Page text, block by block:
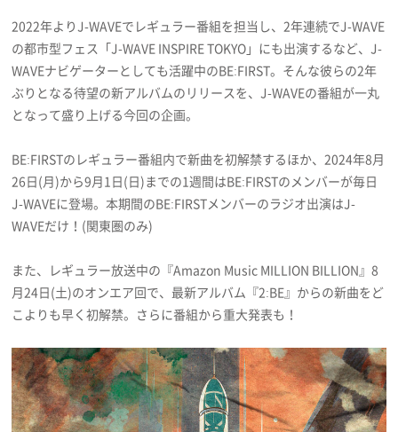
免責事項
プライバシーポリシー
利用規約
お問い合わせ
2022年よりJ-WAVEでレギュラー番組を担当し、2年連続でJ-WAVE
の都市型フェス「J-WAVE INSPIRE TOKYO」にも出演するなど、J-
WAVEナビゲーターとしても活躍中のBE:FIRST。そんな彼らの2年
ぶりとなる待望の新アルバムのリリースを、J-WAVEの番組が一丸
となって盛り上げる今回の企画。
BE:FIRSTのレギュラー番組内で新曲を初解禁するほか、2024年8月
26日(月)から9月1日(日)までの1週間はBE:FIRSTのメンバーが毎日
J-WAVEに登場。本期間のBE:FIRSTメンバーのラジオ出演はJ-
WAVEだけ！(関東圏のみ)
また、レギュラー放送中の『Amazon Music MILLION BILLION』8
月24日(土)のオンエア回で、最新アルバム『2:BE』からの新曲をど
こよりも早く初解禁。さらに番組から重大発表も！